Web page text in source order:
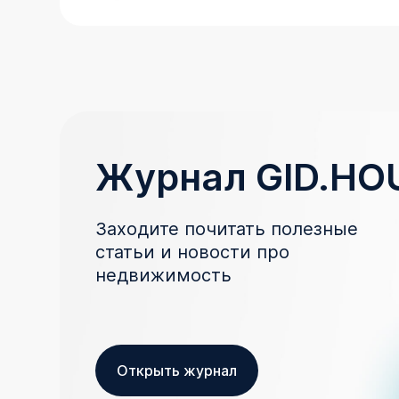
Журнал
Заходите почитать полезные
статьи и новости про
недвижимость
Открыть журнал